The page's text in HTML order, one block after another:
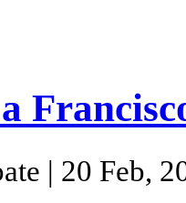
| 20 Feb,